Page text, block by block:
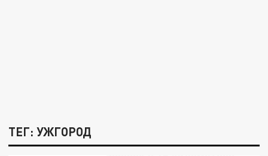
ТЕГ: УЖГОРОД
Шах и мат Украине! Русские бойцы